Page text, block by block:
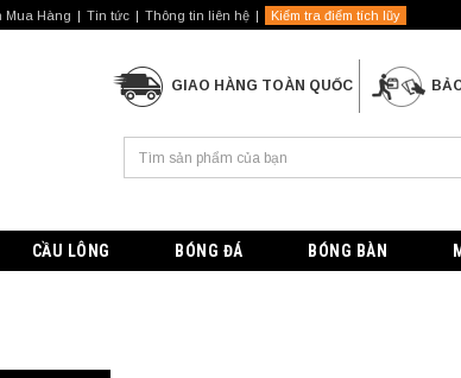
Mua Hàng Tin tức Thông tin liên hệ Kiểm tra điểm tích lũy
GIAO HÀNG TOÀN QUỐC
CẦU LÔNG BÓNG ĐÁ BÓNG BÀN